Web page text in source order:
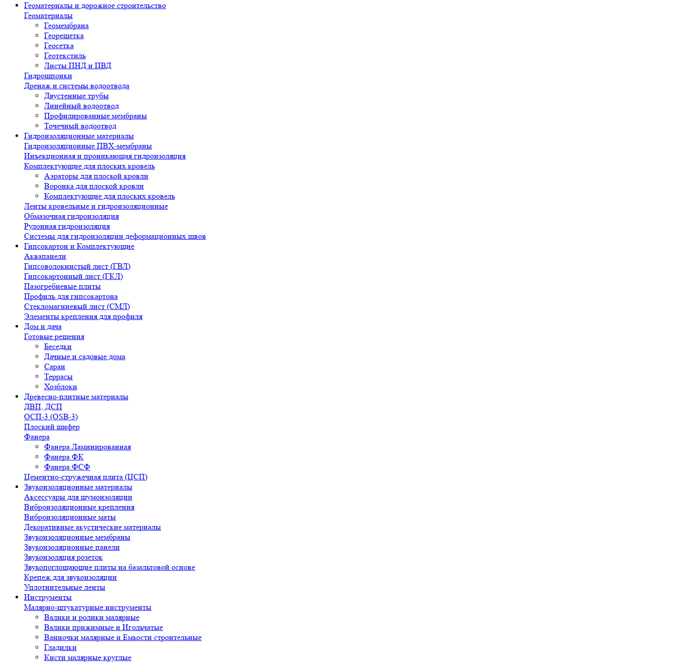
Геоматериалы и дорожное строительство
Геоматериалы
Геомембрана
Георешетка
Геосетка
Геотекстиль
Листы ПНД и ПВД
Гидрошпонки
Дренаж и системы водоотвода
Двустенные трубы
Линейный водоотвод
Профилированные мембраны
Точечный водоотвод
Гидроизоляционные материалы
Гидроизоляционные ПВХ-мембраны
Инъекционная и проникающая гидроизоляция
Комплектующие для плоских кровель
Аэраторы для плоской кровли
Воронка для плоской кровли
Комплектующие для плоских кровель
Ленты кровельные и гидроизоляционные
Обмазочная гидроизоляция
Рулонная гидроизоляция
Системы для гидроизоляции деформационных швов
Гипсокартон и Комплектующие
Аквапанели
Гипсоволокнистый лист (ГВЛ)
Гипсокартонный лист (ГКЛ)
Пазогребневые плиты
Профиль для гипсокартона
Стекломагниевый лист (СМЛ)
Элементы крепления для профиля
Дом и дача
Готовые решения
Беседки
Дачные и садовые дома
Сараи
Террасы
Хозблоки
Древесно-плитные материалы
ДВП, ДСП
ОСП-3 (OSB-3)
Плоский шифер
Фанера
Фанера Ламинированная
Фанера ФК
Фанера ФСФ
Цементно-стружечная плита (ЦСП)
Звукоизоляционные материалы
Аксессуары для шумоизоляции
Виброизоляционные крепления
Виброизоляционные маты
Декоративные акустические материалы
Звукоизоляционные мембраны
Звукоизоляционные панели
Звукоизоляция розеток
Звукопоглощающие плиты на базальтовой основе
Крепеж для звукоизоляции
Уплотнительные ленты
Инструменты
Малярно-штукатурные инструменты
Валики и ролики малярные
Валики прижимные и Игольчатые
Ванночки малярные и Емкости строительные
Гладилки
Кисти малярные круглые